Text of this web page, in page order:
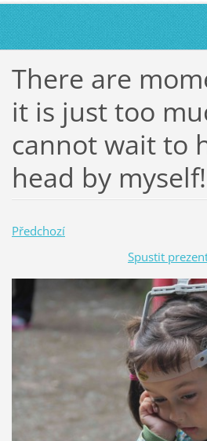
There are
it is just too
cannot wait to
head by myself!
Předchozí
Spustit